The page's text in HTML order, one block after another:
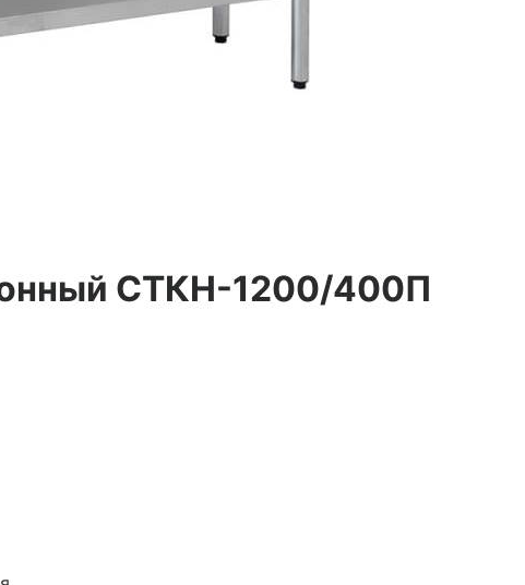
СТКН-1200/400П